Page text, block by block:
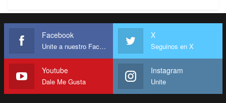
Como dice Abel Bohoslavsky: “En Nicaragua hay
una insubordinación cívica elementalmente
democrática (cese de la represión, cese del
autoritarismo gubernamental, cese del
nepotismo). Se trata de una rebelión democrática
contra un régimen de origen democrático (aunque
Facebook
Unite a nuestro Facebook
X
Seguinos en X
Youtube
Dale Me Gusta
Instagram
Unite